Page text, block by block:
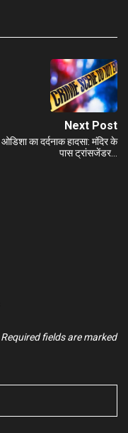
Next Post
ओडिशा का दर्दनाक हादसा: मंदिर के
पास ट्रांसजेंडर…
Required fields are marked